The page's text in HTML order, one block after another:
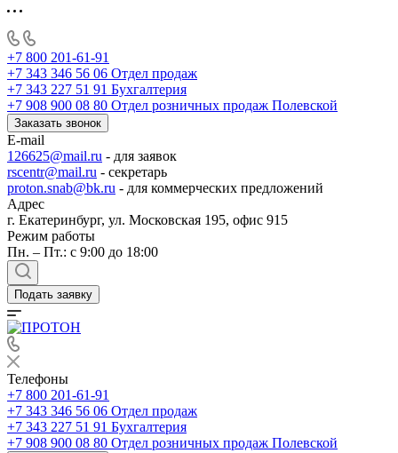
+7 800 201-61-91
+7 343 346 56 06 Отдел продаж
+7 343 227 51 91 Бухгалтерия
+7 908 900 08 80 Отдел розничных продаж Полевской
Заказать звонок
E-mail
126625@mail.ru - для заявок
rscentr@mail.ru - секретарь
proton.snab@bk.ru - для коммерческих предложений
Адрес
г. Екатеринбург, ул. Московская 195, офис 915
Режим работы
Пн. – Пт.: с 9:00 до 18:00
Подать заявку
Телефоны
+7 800 201-61-91
+7 343 346 56 06 Отдел продаж
+7 343 227 51 91 Бухгалтерия
+7 908 900 08 80 Отдел розничных продаж Полевской